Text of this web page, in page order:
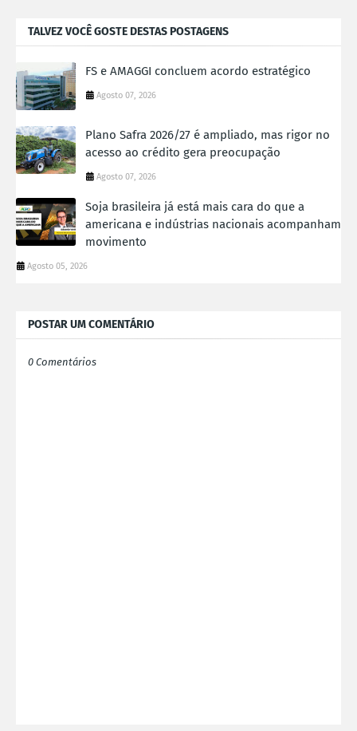
TALVEZ VOCÊ GOSTE DESTAS POSTAGENS
FS e AMAGGI concluem acordo estratégico
Agosto 07, 2026
Plano Safra 2026/27 é ampliado, mas rigor no
acesso ao crédito gera preocupação
Agosto 07, 2026
Soja brasileira já está mais cara do que a
americana e indústrias nacionais acompanham
movimento
Agosto 05, 2026
POSTAR UM COMENTÁRIO
0 Comentários